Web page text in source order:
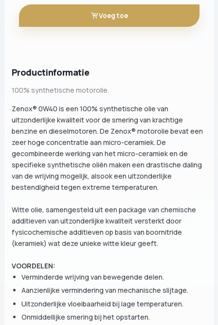
Voeg toe
Productinformatie
100% synthetische motorolie.
Zenox® 0W40 is een 100% synthetische olie van
uitzonderlijke kwaliteit voor de smering van krachtige
benzine en dieselmotoren. De Zenox® motorolie bevat een
zeer hoge concentratie aan micro-ceramiek. De
gecombineerde werking van het micro-ceramiek en de
specifieke synthetische oliën maken een drastische daling
van de wrijving mogelijk, alsook een uitzonderlijke
bestendigheid tegen extreme temperaturen.
Witte olie, samengesteld uit een package van chemische
additieven van uitzonderlijke kwaliteit versterkt door
fysicochemische additieven op basis van boornitride
(keramiek) wat deze unieke witte kleur geeft.
VOORDELEN:
Verminderde wrijving van bewegende delen.
Aanzienlijke vermindering van mechanische slijtage.
Uitzonderlijke vloeibaarheid bij lage temperaturen.
Onmiddellijke smering bij het opstarten.